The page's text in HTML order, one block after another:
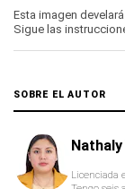
seconds
of
1
minute,
Esta imagen
Sigue las
SOBRE EL AUTOR
Licenciada